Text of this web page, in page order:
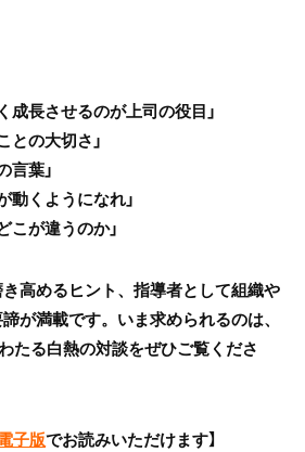
成長させるのが上司の役目」
との大切さ」
言葉」
動くようになれ」
こが違うのか」
高めるヒント、指導者として組織や
が満載です。いま求められるのは、
る白熱の対談をぜひご覧くださ
子版でお読みいただけます】